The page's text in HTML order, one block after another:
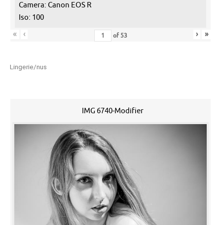
Camera: Canon EOS R
Iso: 100
«
‹ of 53 › »
Lingerie/nus
IMG 6740-Modifier